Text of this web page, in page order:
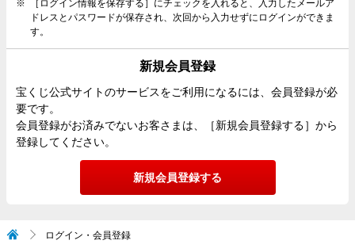
［ログイン情報を保存する］にチェックを入れると、入力したメールア
ドレスとパスワードが保存され、次回から入力せずにログインができま
す。
新規会員登録
宝くじ公式サイトのサービスをご利用になるには、会員登録が必
要です。
会員登録がお済みでないお客さまは、［新規会員登録する］から
登録してください。
新規会員登録する
ログイン・会員登録